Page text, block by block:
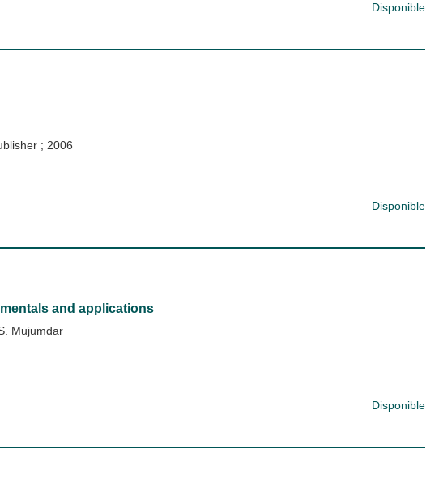
Disponible
; 2006
Disponible
and applications
Mujumdar
Disponible